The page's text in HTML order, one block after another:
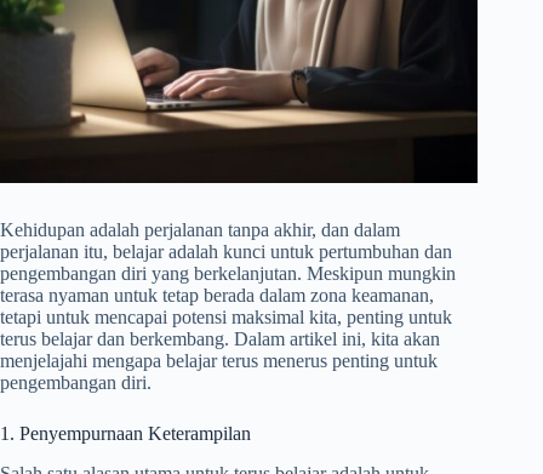
Kehidupan adalah perjalanan tanpa akhir, dan dalam
perjalanan itu, belajar adalah kunci untuk pertumbuhan dan
pengembangan diri yang berkelanjutan. Meskipun mungkin
terasa nyaman untuk tetap berada dalam zona keamanan,
tetapi untuk mencapai potensi maksimal kita, penting untuk
terus belajar dan berkembang. Dalam artikel ini, kita akan
menjelajahi mengapa belajar terus menerus penting untuk
pengembangan diri.
1. Penyempurnaan Keterampilan